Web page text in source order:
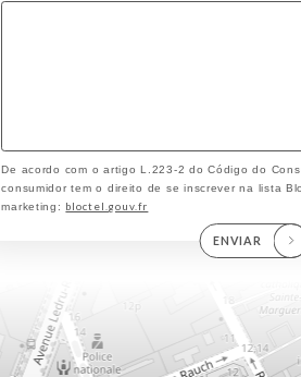
De acordo com o artigo L.223-2 do Código do
consumidor tem o direito de se inscrever na lista
marketing: bloctel.gouv.fr
ENVIAR